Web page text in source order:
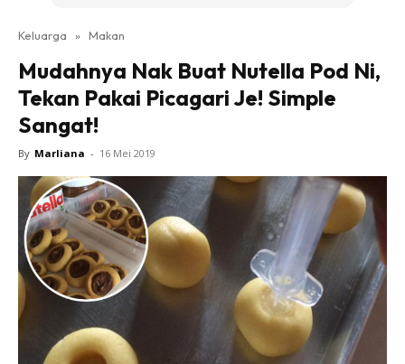
Keluarga » Makan
Mudahnya Nak Buat Nutella Pod Ni,
Tekan Pakai Picagari Je! Simple
Sangat!
By Marliana - 16 Mei 2019